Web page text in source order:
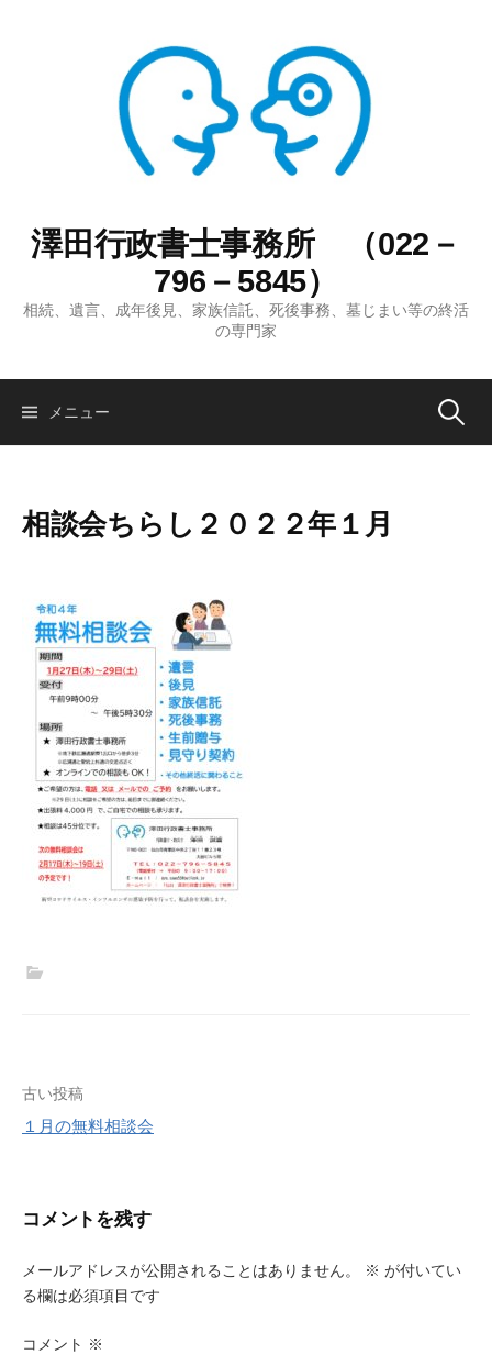
澤田行政書士事務所 （022－
796－5845）
相続、遺言、成年後見、家族信託、死後事務、墓じまい等の終活
の専門家
メニュー 検
相談会ちらし２０２２年１月
投
稿
ビ
ゲ
ー
シ
古い投稿
１月の無料相談会
コメントを残す
メールアドレスが公開されることはありません。 ※ が付いてい
る欄は必須項目です
コメント ※